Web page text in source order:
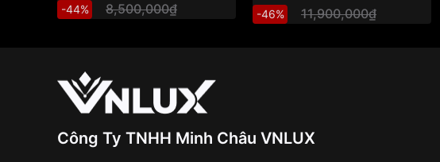
-44% 8,500,000₫ -46% 11,900,000₫
Công Ty TNHH Minh Châu VNLUX